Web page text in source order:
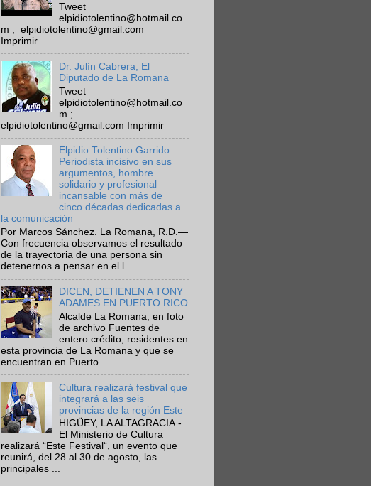
Tweet
elpidiotolentino@hotmail.co
m ; elpidiotolentino@gmail.com
Imprimir
Dr. Julín Cabrera, El
Diputado de La Romana
Tweet
elpidiotolentino@hotmail.co
m ;
elpidiotolentino@gmail.com Imprimir
Elpidio Tolentino Garrido:
Periodista incisivo en sus
argumentos, hombre
solidario y profesional
incansable con más de
cinco décadas dedicadas a
la comunicación
Por Marcos Sánchez. La Romana, R.D.—
Con frecuencia observamos el resultado
de la trayectoria de una persona sin
detenernos a pensar en el l...
DICEN, DETIENEN A TONY
ADAMES EN PUERTO RICO
Alcalde La Romana, en foto
de archivo Fuentes de
entero crédito, residentes en
esta provincia de La Romana y que se
encuentran en Puerto ...
Cultura realizará festival que
integrará a las seis
provincias de la región Este
HIGÜEY, LA ALTAGRACIA.-
El Ministerio de Cultura
realizará “Este Festival“, un evento que
reunirá, del 28 al 30 de agosto, las
principales ...